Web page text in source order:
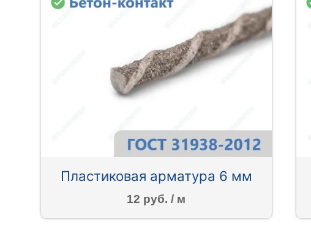
Пластиковая арматура 6 мм
12 руб. / м